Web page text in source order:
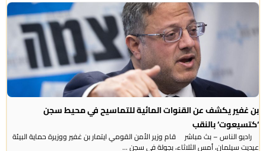
بن غفير يكشف عن القنوات المائية للتماسيح في محيط سجن
‘كتسيعوت‘ بالنقب
راديو الناس – بث مباشر قام وزير الأمن القومي ايتمار بن غفير ووزيرة حماية البيئة
عيديت سيلمان، أمس الثلاثاء، بجولة في سجن ...